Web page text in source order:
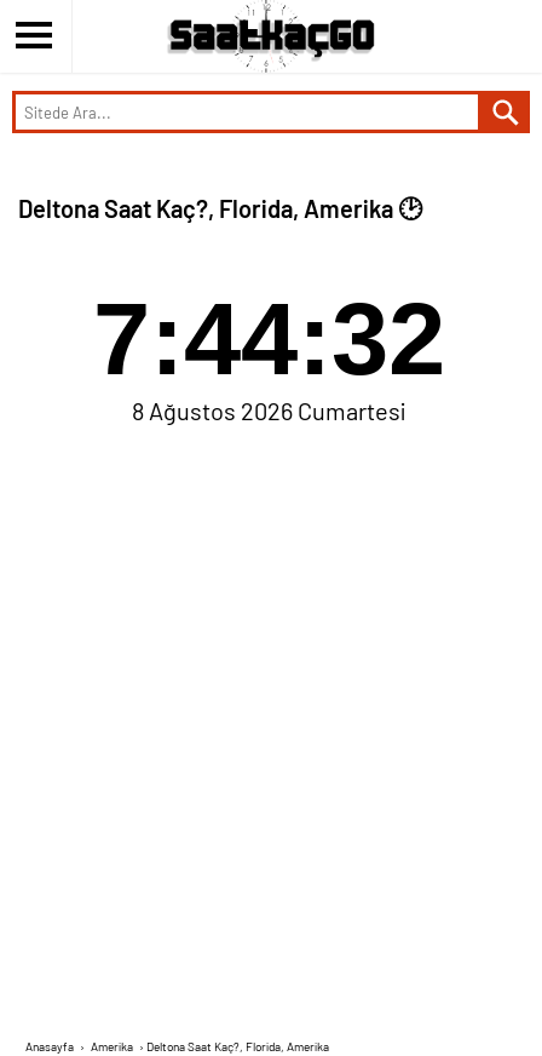
Deltona Saat Kaç?, Florida, Amerika 🕑
7:44:32
8 Ağustos 2026 Cumartesi
Anasayfa › Amerika › Deltona Saat Kaç?, Florida, Amerika